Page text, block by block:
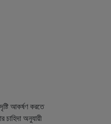
আকর্ষণ করতে
অনুযায়ী